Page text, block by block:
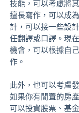
技能，可以考慮將
擅長寫作，可以成
計，可以接一些設
任翻譯或口譯。現
機會，可以根據自
作。
此外，也可以考慮
如果你有閒置的房
可以投資股票、基